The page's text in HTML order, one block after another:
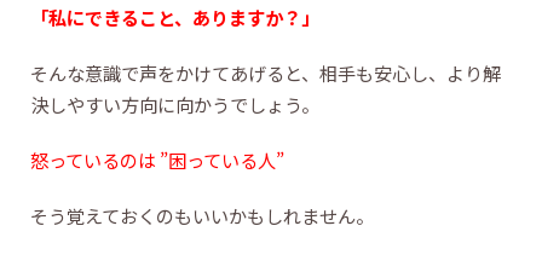
「私にできること、ありますか？」
そんな意識で声をかけてあげると、相手も安心し、より解
決しやすい方向に向かうでしょう。
怒っているのは ”困っている人”
そう覚えておくのもいいかもしれません。